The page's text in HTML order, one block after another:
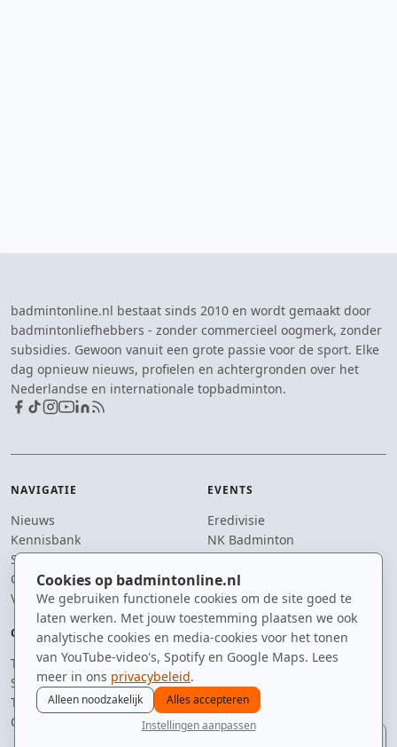
Cookies op badmintonline.nl
We gebruiken functionele cookies om de site goed te
laten werken. Met jouw toestemming plaatsen we ook
analytische cookies en media-cookies voor het tonen
van YouTube-video's, Spotify en Google Maps. Lees
meer in ons privacybeleid.
Alleen noodzakelijk
Alles accepteren
Instellingen aanpassen
badmintonline.nl bestaat sinds 2010 en wordt gemaakt door
badmintonliefhebbers - zonder commercieel oogmerk, zonder
subsidies. Gewoon vanuit een grote passie voor de sport. Elke
dag opnieuw nieuws, profielen en achtergronden over het
Nederlandse en internationale topbadminton.
NAVIGATIE
Nieuws
Kennisbank
Spelers
Clubs
Video's
EVENTS
Eredivisie
NK Badminton
Dutch Open
Zomerbadminton
OVER ONS
Team
Supporters
Tip de redactie
Contact
BLIJF OP DE HOOGTE
Je ontvangt enkele keren per
jaar een e-mail met het
laatste badmintonnieuws.
E-mailadres
spelers ranglijst zomer